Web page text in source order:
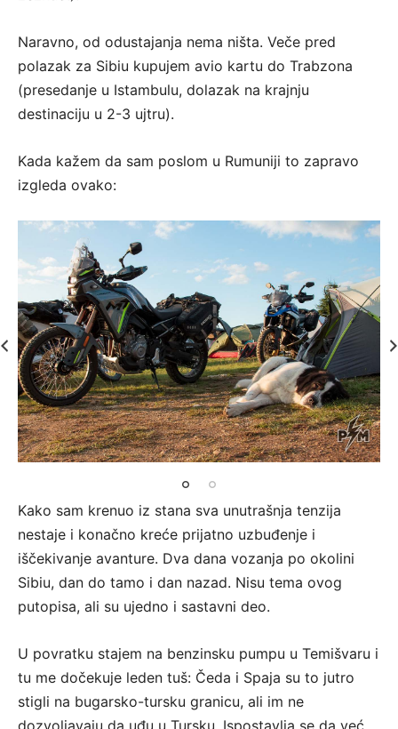
Naravno, od odustajanja nema ništa. Veče pred
polazak za Sibiu kupujem avio kartu do Trabzona
(presedanje u Istambulu, dolazak na krajnju
destinaciju u 2-3 ujtru).
Kada kažem da sam poslom u Rumuniji to zapravo
izgleda ovako:
Kako sam krenuo iz stana sva unutrašnja tenzija
nestaje i konačno kreće prijatno uzbuđenje i
iščekivanje avanture. Dva dana vozanja po okolini
Sibiu, dan do tamo i dan nazad. Nisu tema ovog
putopisa, ali su ujedno i sastavni deo.
U povratku stajem na benzinsku pumpu u Temišvaru i
tu me dočekuje leden tuš: Čeda i Spaja su to jutro
stigli na bugarsko-tursku granicu, ali im ne